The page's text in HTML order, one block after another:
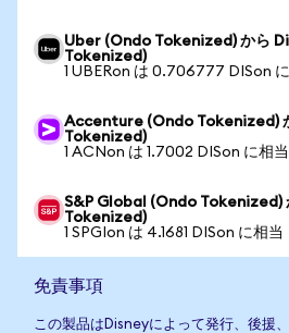
Uber (Ondo Tokenized) から
Tokenized)
1 UBERon は 0.706777 DISon
Accenture (Ondo Tokenized)
Tokenized)
1 ACNon は 1.7002 DISon に相当
S&P Global (Ondo Tokenized)
Tokenized)
1 SPGIon は 4.1681 DISon に相当
免責事項
この製品はDisneyによって発行、後援